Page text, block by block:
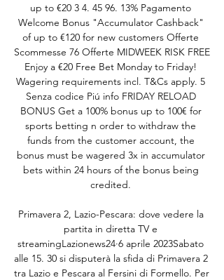
up to €20 3 4. 45 96. 13% Pagamento
Welcome Bonus "Accumulator Cashback"
of up to €120 for new customers Offerte
Scommesse 76 Offerte MIDWEEK RISK FREE
Enjoy a €20 Free Bet Monday to Friday!
Wagering requirements incl. T&Cs apply. 5
Senza codice Piú info FRIDAY RELOAD
BONUS Get a 100% bonus up to 100€ for
sports betting n order to withdraw the
funds from the customer account, the
bonus must be wagered 3x in accumulator
bets within 24 hours of the bonus being
credited.
Primavera 2, Lazio-Pescara: dove vedere la
partita in diretta TV e
streamingLazionews24·6 aprile 2023Sabato
alle 15. 30 si disputerà la sfida di Primavera 2
tra Lazio e Pescara al Fersini di Formello. Per